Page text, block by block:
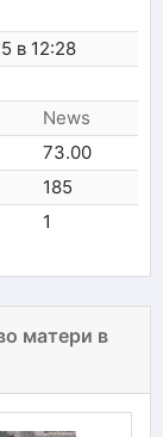
в 12:28
News
73.00
185
1
матери в